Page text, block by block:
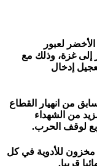
لعبور
إلى غزة، وذلك مع
إدخال
من انهيار القطاع
من الشهداء
لوقف الحرب.
مخزون للأدوية في كل
قريبا.